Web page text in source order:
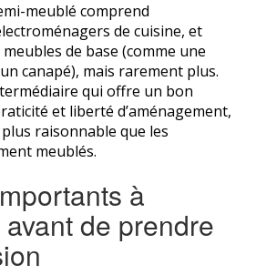
meublé comprend
de cuisine, et
de base (comme une
canapé), mais rarement plus.
qui offre un bon
et liberté d’aménagement,
raisonnable que les
meublés.
à
de prendre